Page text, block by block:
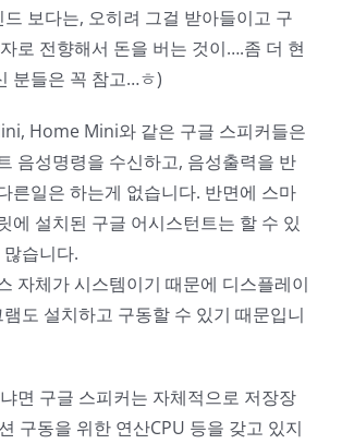
보다는, 오히려 그걸 받아들이고 구
로 전향해서 돈을 버는 것이….좀 더 현
분들은 꼭 참고…ㅎ)
Home Mini와 같은 구글 스피커들은
음성명령을 수신하고, 음성출력을 반
른일은 하는게 없습니다. 반면에 스마
에 설치된 구글 어시스턴트는 할 수 있
습니다.
자체가 시스템이기 때문에 디스플레이
도 설치하고 구동할 수 있기 때문입니
면 구글 스피커는 자체적으로 저장장
구동을 위한 연산CPU 등을 갖고 있지